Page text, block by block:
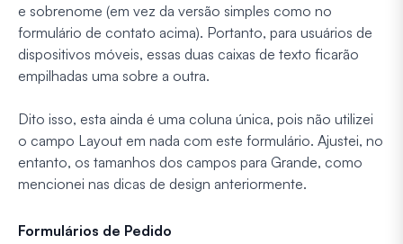
e sobrenome (em vez da versão simples como no
formulário de contato acima). Portanto, para usuários de
dispositivos móveis, essas duas caixas de texto ficarão
empilhadas uma sobre a outra.
Dito isso, esta ainda é uma coluna única, pois não utilizei
o campo Layout em nada com este formulário. Ajustei, no
entanto, os tamanhos dos campos para Grande, como
mencionei nas dicas de design anteriormente.
Formulários de Pedido